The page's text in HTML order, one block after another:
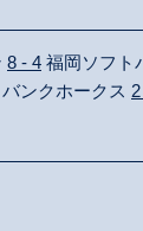
8 - 4 福岡ソフト
ンクホークス